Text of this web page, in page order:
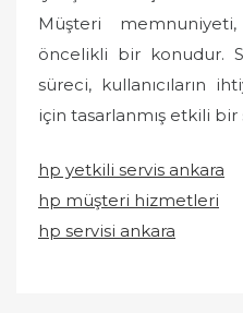
Müşteri
öncelikli bir konudur.
süreci, kullanıcıların
için tasarlanmış etkili bir
hp yetkili servis ankara
hp müşteri hizmetleri
hp servisi ankara